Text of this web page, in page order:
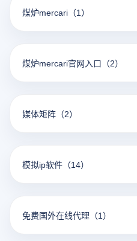
煤炉mercari （1）
煤炉mercari官网入口 （2）
媒体矩阵 （2）
模拟ip软件 （14）
免费国外在线代理 （1）